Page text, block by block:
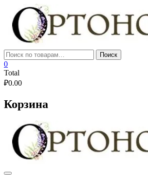
content
Искать: Поиск
0
Total
₽0.00
Корзина